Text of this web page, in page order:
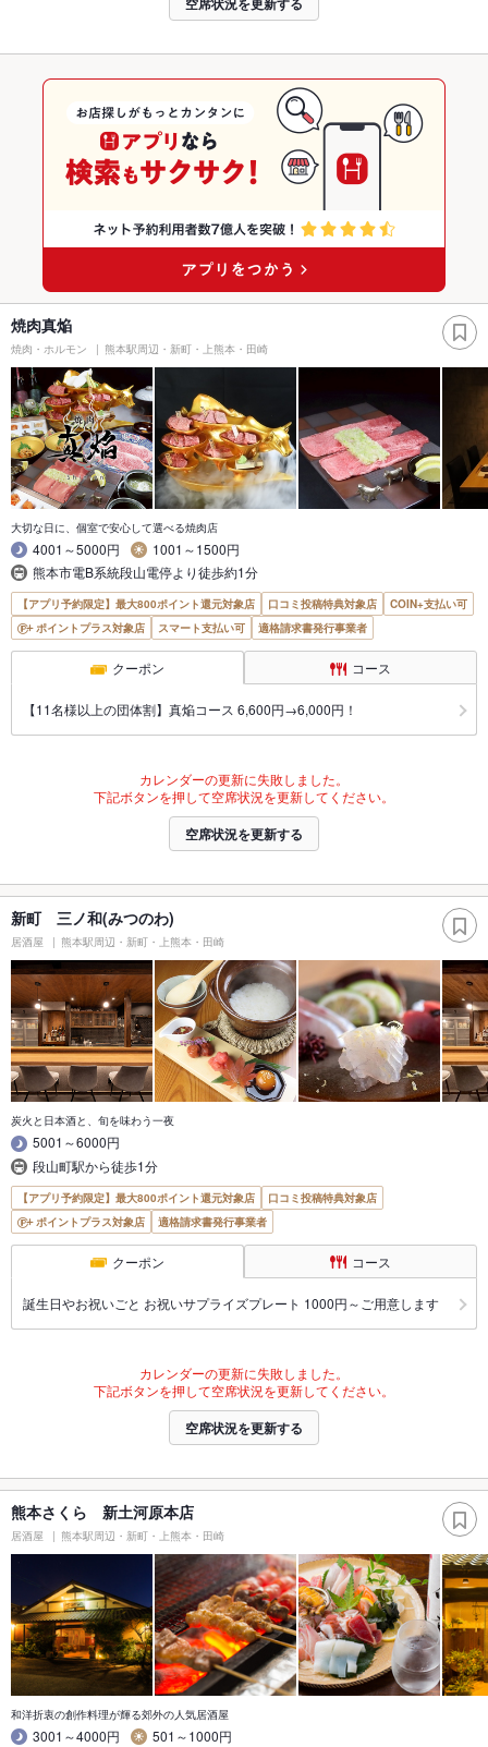
焼肉真焔
焼肉・ホルモン 熊本駅周辺・新町・上熊本・田崎
大切な日に、個室で安心して選べる焼肉店
4001～5000円
1001～1500円
熊本市電B系統段山電停より徒歩約1分
【アプリ予約限定】最大800ポイント還元対象店 口コミ投稿特典対象店
COIN+支払い可
ポイントプラス対象店
スマート支払い可 適格請求書発行事業者
クーポン コース
【11名様以上の団体割】真焔コース 6,600円→6,000円！
カレンダーの更新に失敗しました。
下記ボタンを押して空席状況を更新してください。
空席状況を更新する
新町 三ノ和(みつのわ)
居酒屋 熊本駅周辺・新町・上熊本・田崎
炭火と日本酒と、旬を味わう一夜
5001～6000円
段山町駅から徒歩1分
【アプリ予約限定】最大800ポイント還元対象店
口コミ投稿特典対象店
ポイントプラス対象店
適格請求書発行事業者
クーポン コース
誕生日やお祝いごと お祝いサプライズプレート 1000円～ご用意します
カレンダーの更新に失敗しました。
下記ボタンを押して空席状況を更新してください。
空席状況を更新する
熊本さくら 新土河原本店
居酒屋 熊本駅周辺・新町・上熊本・田崎
和洋折衷の創作料理が輝る郊外の人気居酒屋
3001～4000円
501～1000円